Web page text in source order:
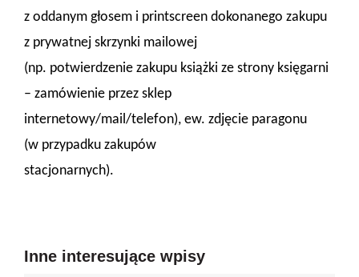
z oddanym głosem i printscreen dokonanego zakupu
z prywatnej skrzynki mailowej
(np. potwierdzenie zakupu książki ze strony księgarni
– zamówienie przez sklep
internetowy/mail/telefon), ew. zdjęcie paragonu
(w przypadku zakupów
stacjonarnych).
Inne interesujące wpisy